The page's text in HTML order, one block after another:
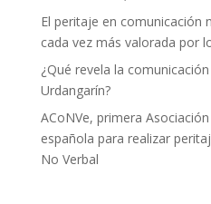
El peritaje en comunicación
cada vez más valorada por
¿Qué revela la
Urdangarín?
ACoNVe, primera
española para realizar
No Verbal